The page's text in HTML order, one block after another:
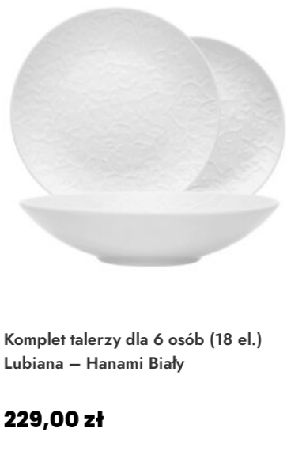
Komplet talerzy dla 6 osób (18 el.)
Lubiana – Hanami Biały
229,00zł